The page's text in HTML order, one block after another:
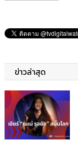
ข่าวล่าสุด